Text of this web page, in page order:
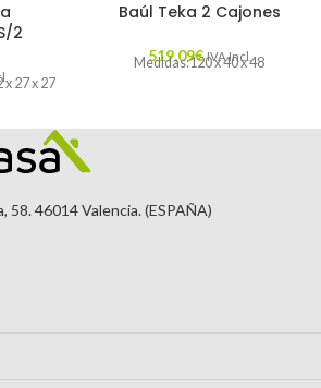
2
x 27 x 27
Baúl Teka 2 Cajones
519,09€ IVA Incl.
Medidas:120 x 40 x 48
58. 46014 Valencia. (ESPAÑA)